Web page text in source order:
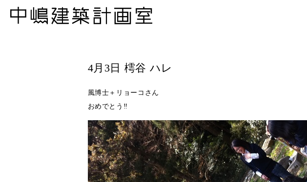
4月3日 樗谷 ハレ
風博士＋リョーコさん
おめでとう‼